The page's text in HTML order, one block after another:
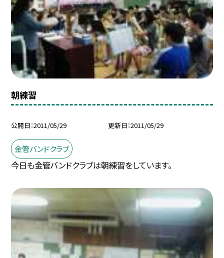
朝練習
公開日 2011/05/29 更新日 2011/05/29
金管バンドクラブ
今日も金管バンドクラブは朝練習をしています。